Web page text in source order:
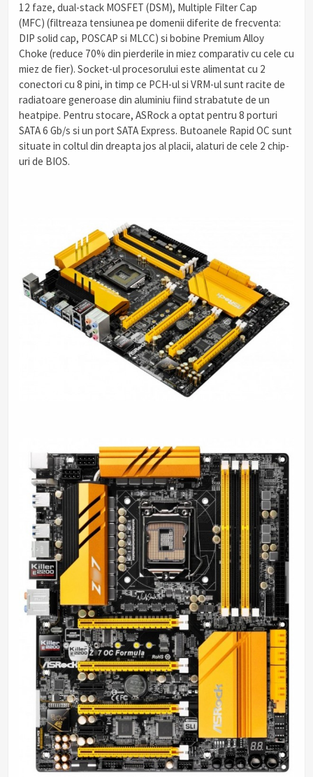
12 faze, dual-stack MOSFET (DSM), Multiple Filter Cap
(MFC) (filtreaza tensiunea pe domenii diferite de frecventa:
DIP solid cap, POSCAP si MLCC) si bobine Premium Alloy
Choke (reduce 70% din pierderile in miez comparativ cu cele cu
miez de fier). Socket-ul procesorului este alimentat cu 2
conectori cu 8 pini, in timp ce PCH-ul si VRM-ul sunt racite de
radiatoare generoase din aluminiu fiind strabatute de un
heatpipe. Pentru stocare, ASRock a optat pentru 8 porturi
SATA 6 Gb/s si un port SATA Express. Butoanele Rapid OC sunt
situate in coltul din dreapta jos al placii, alaturi de cele 2 chip-
uri de BIOS.